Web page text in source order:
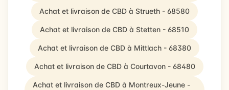
Achat et livraison de CBD à Strueth - 68580
Achat et livraison de CBD à Stetten - 68510
Achat et livraison de CBD à Mittlach - 68380
Achat et livraison de CBD à Courtavon - 68480
Achat et livraison de CBD à Montreux-Jeune -